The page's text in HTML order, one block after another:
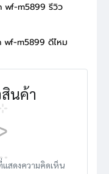
wf-m5899 รีวิว
wf-m5899 ดีไหม
นค้า
สดงความคิดเห็น